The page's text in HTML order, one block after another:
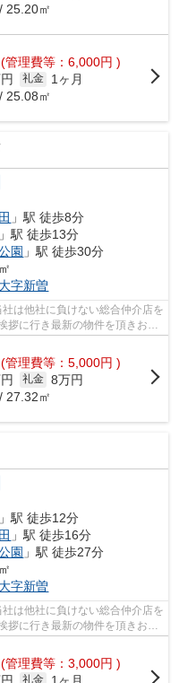
25.20㎡
(管理費等：6,000円 )
礼金
1ヶ月
25.08㎡
」駅 徒歩8分
」駅 徒歩13分
園 」駅 徒歩30分
大字新曽
は他社に負けない総合仲介店を
拶に行き最新の物件を頂きお客
(管理費等：5,000円 )
礼金 8万円
27.32㎡
」駅 徒歩12分
」駅 徒歩16分
園 」駅 徒歩27分
大字新曽
は他社に負けない総合仲介店を
拶に行き最新の物件を頂きお客
(管理費等：3,000円 )
礼金 1ヶ月